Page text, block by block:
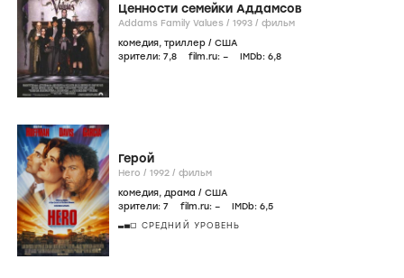
Ценности семейки Аддамсов
Addams Family Values / 1993 / фильм
комедия, триллер / США
зрители: 7,8 film.ru: – IMDb: 6,8
Герой
Hero / 1992 / фильм
комедия, драма / США
зрители: 7 film.ru: – IMDb: 6,5
СРЕДНИЙ УРОВЕНЬ